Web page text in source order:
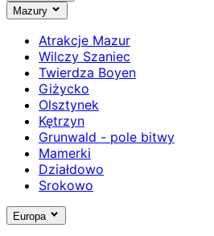
Mazury
Atrakcje Mazur
Wilczy Szaniec
Twierdza Boyen
Giżycko
Olsztynek
Kętrzyn
Grunwald - pole bitwy
Mamerki
Działdowo
Srokowo
Europa